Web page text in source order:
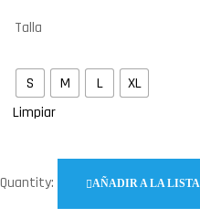
Talla
S M L
XL
Limpiar
Quantity: AÑADIR A LA LISTA